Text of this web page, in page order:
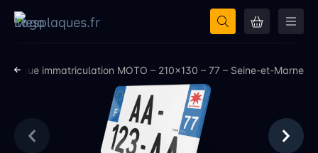
Plaque immatriculation MOTO – 210×130 – 77 – Seine-et-Marne